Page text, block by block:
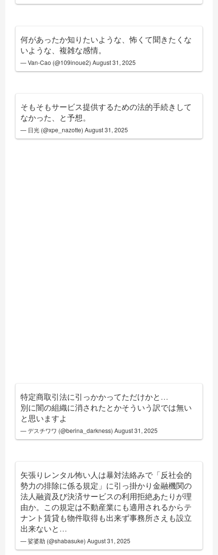
何があったか知りたいような、怖くて聞きたくな
いような、複雑な感情。
— Van-Cao (@109inoue2)August 31, 2025
そもそもサービス提供するための法的手続きして
なかった、と予想。
— 日光 (@xpe_nazotte)August 31, 2025
特定商取引法に引っかかってただけかと…
別に闇の組織に消されたとかそういう訳では無い
と思いますよ
— デスチワワ (@berina_darkness)August 31, 2025
矢張りレンタル怖い人は暴対法絡みで「反社会的
勢力の排除に係る規定」に引っ掛かり金融機関の
法人融資及び決済サービスの利用拒絶あたりが理
由か。この規定は不動産業にも適用されるからテ
ナント賃貸も物件取得も出来ず事務所さえも設立
出来ないと…
— 娑婆助 (@shabasuke)August 31, 2025